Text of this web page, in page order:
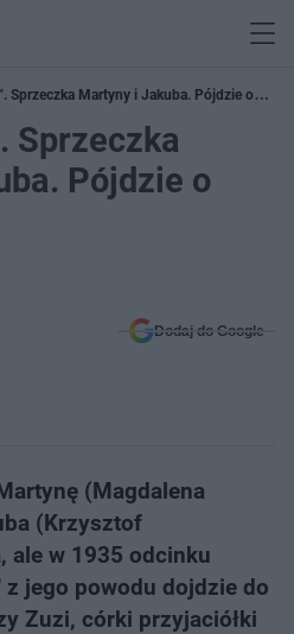
Sprzeczka Martyny i Jakuba. Pójdzie o
Sprzeczka
Pójdzie o
Dodaj do Google
(Magdalena
(Krzysztof
ale w 1935 odcinku
z jego powodu dojdzie do
Zuzi, córki przyjaciółki